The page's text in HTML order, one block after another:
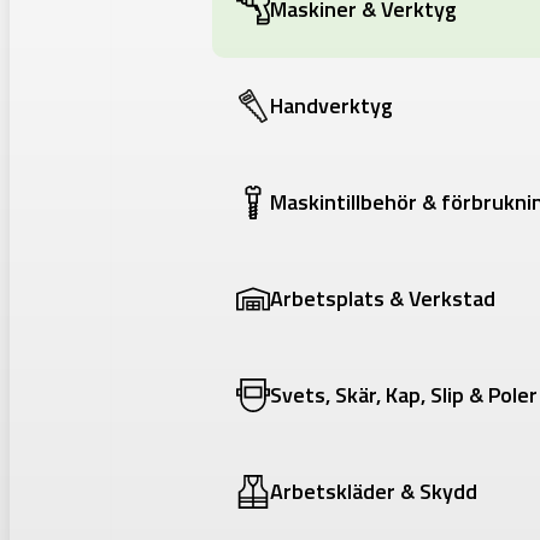
Maskiner & Verktyg
Handverktyg
Maskintillbehör &
Arbetsplats & Verkstad
Svets, Skär, Kap, Slip & Poler
Arbetskläder & Skydd